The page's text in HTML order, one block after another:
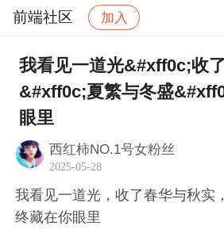
前端社区 加入
社区 前端社区 感慨 帖
我看见一道光&#xff0c;收
&#xff0c;夏繁与冬盛
眼里
西红柿NO.1号女粉丝
2025-05-28
我看见一道光，收了春华与秋实
终藏在你眼里